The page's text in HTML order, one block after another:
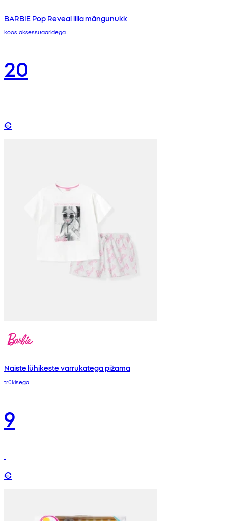
BARBIE Pop Reveal lilla mängunukk
koos aksessuaaridega
20
€
Naiste lühikeste varrukatega pižama
trükisega
9
€